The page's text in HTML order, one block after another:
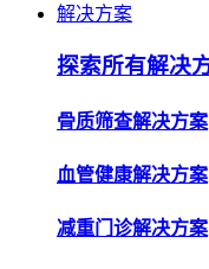
解决方案
探索所有解决
骨质筛查解决方案
血管健康解决方案
减重门诊解决方案